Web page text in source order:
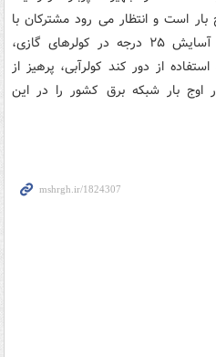
است و انتظار می رود مشترکان با
اقداماتی ساده مانند رعایت دمای آسایش ۲۵ درجه در کولرهای گازی،
از دور کند کولرآبی، پرهیز از
اوج بار شبکه برق کشور را در این